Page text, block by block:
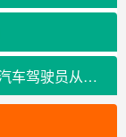
关于举办池州市2018年度第3批次出租汽车驾驶员从业资格培训班的通知